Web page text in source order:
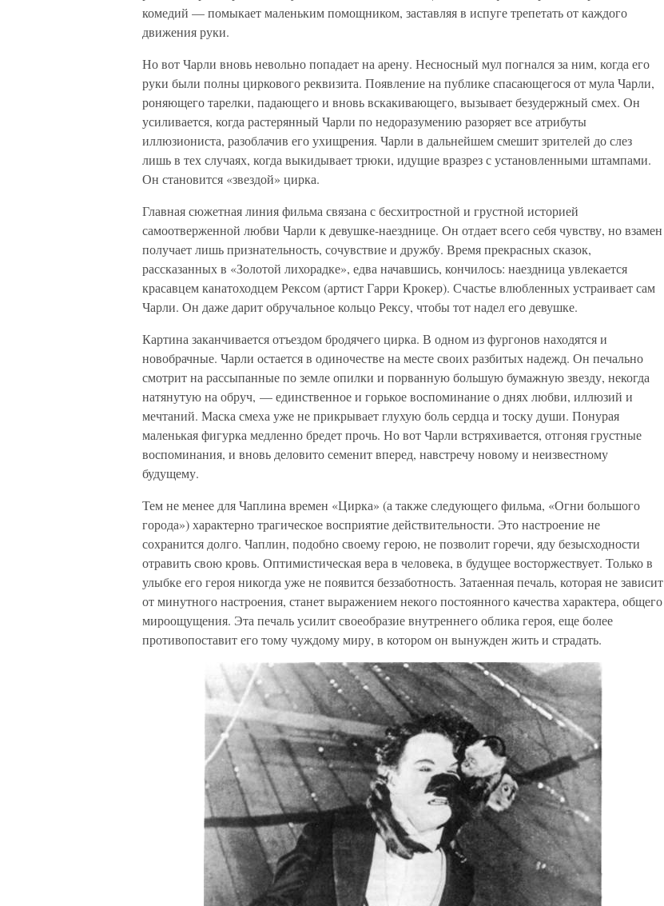
комедий — помыкает маленьким помощником, заставляя в испуге трепетать от каждого
движения руки.
Но вот Чарли вновь невольно попадает на арену. Несносный мул погнался за ним, когда его
руки были полны циркового реквизита. Появление на публике спасающегося от мула Чарли,
роняющего тарелки, падающего и вновь вскакивающего, вызывает безудержный смех. Он
усиливается, когда растерянный Чарли по недоразумению разоряет все атрибуты
иллюзиониста, разоблачив его ухищрения. Чарли в дальнейшем смешит зрителей до слез
лишь в тех случаях, когда выкидывает трюки, идущие вразрез с установленными штампами.
Он становится «звездой» цирка.
Главная сюжетная линия фильма связана с бесхитростной и грустной историей
самоотверженной любви Чарли к девушке-наезднице. Он отдает всего себя чувству, но взамен
получает лишь признательность, сочувствие и дружбу. Время прекрасных сказок,
рассказанных в «Золотой лихорадке», едва начавшись, кончилось: наездница увлекается
красавцем канатоходцем Рексом (артист Гарри Крокер). Счастье влюбленных устраивает сам
Чарли. Он даже дарит обручальное кольцо Рексу, чтобы тот надел его девушке.
Картина заканчивается отъездом бродячего цирка. В одном из фургонов находятся и
новобрачные. Чарли остается в одиночестве на месте своих разбитых надежд. Он печально
смотрит на рассыпанные по земле опилки и порванную большую бумажную звезду, некогда
натянутую на обруч, — единственное и горькое воспоминание о днях любви, иллюзий и
мечтаний. Маска смеха уже не прикрывает глухую боль сердца и тоску души. Понурая
маленькая фигурка медленно бредет прочь. Но вот Чарли встряхивается, отгоняя грустные
воспоминания, и вновь деловито семенит вперед, навстречу новому и неизвестному
будущему.
Тем не менее для Чаплина времен «Цирка» (а также следующего фильма, «Огни большого
города») характерно трагическое восприятие действительности. Это настроение не
сохранится долго. Чаплин, подобно своему герою, не позволит горечи, яду безысходности
отравить свою кровь. Оптимистическая вера в человека, в будущее восторжествует. Только в
улыбке его героя никогда уже не появится беззаботность. Затаенная печаль, которая не зависит
от минутного настроения, станет выражением некого постоянного качества характера, общего
мироощущения. Эта печаль усилит своеобразие внутреннего облика героя, еще более
противопоставит его тому чуждому миру, в котором он вынужден жить и страдать.